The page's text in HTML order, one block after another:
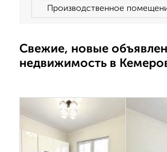
Производственное
Свежие, новые
недвижимость в